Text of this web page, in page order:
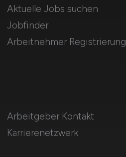
Aktuelle Jobs suchen
Jobfinder
Arbeitnehmer Registrierung
Arbeitgeber Kontakt
Karrierenetzwerk